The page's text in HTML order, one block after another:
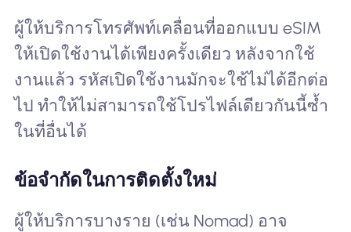
ผู้ให้บริการโทรศัพท์เคลื่อนที่ออกแบบ eSIM
ให้เปิดใช้งานได้เพียงครั้งเดียว หลังจากใช้
งานแล้ว รหัสเปิดใช้งานมักจะใช้ไม่ได้อีกต่อ
ไป ทำให้ไม่สามารถใช้โปรไฟล์เดียวกันนี้ซ้ำ
ในที่อื่นได้
ข้อจำกัดในการติดตั้งใหม่
ผู้ให้บริการบางราย (เช่น Nomad) อาจ